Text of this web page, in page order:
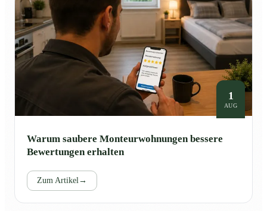
1
AUG
Warum saubere Monteurwohnungen bessere
Bewertungen erhalten
Zum Artikel→